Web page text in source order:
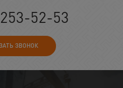
52-53
ЗВОНОК